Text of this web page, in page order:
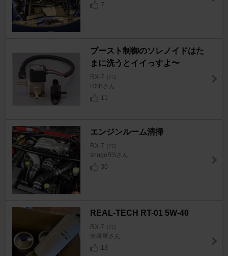
7
ブースト制御のソレノイドはた
まに洗うとイイっすよ〜
RX-7 [FD]
HSBさん
11
エンジンルーム清掃
RX-7 [FD]
shugoRSさん
30
REAL-TECH RT-01 5W-40
RX-7 [FD]
米将軍さん
13